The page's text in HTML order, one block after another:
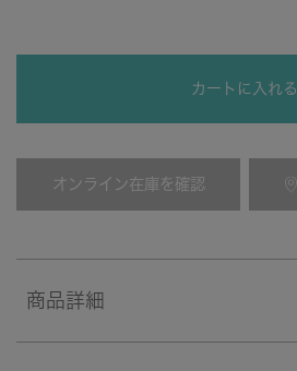
カートに入れる
オンライン在庫を確認
商品詳細